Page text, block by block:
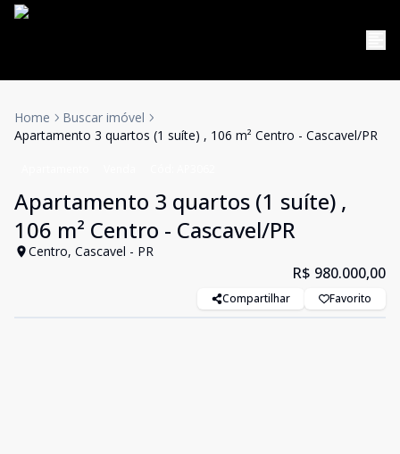
Home
Buscar imóvel
Apartamento 3 quartos (1 suíte) , 106 m² Centro - Cascavel/PR
Apartamento 3 quartos (1 suíte) ,
106 m² Centro - Cascavel/PR
Centro, Cascavel - PR
R$ 980.000,00
Compartilhar Favorito